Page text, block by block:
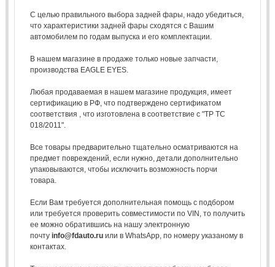
С целью правильного выбора задней фары, надо убедиться,
что характеристики задней фары сходятся с Вашим
автомобилем по годам выпуска и его комплектации.
В нашем магазине в продаже только новые запчасти,
производства EAGLE EYES.
Любая продаваемая в нашем магазине продукция, имеет
сертификацию в РФ, что подтверждено сертификатом
соответствия , что изготовлена в соответствие с "ТР ТС
018/2011".
Все товары предварительно тщательно осматриваются на
предмет повреждений, если нужно, детали дополнительно
упаковываются, чтобы исключить возможность порчи
товара.
Если Вам требуется дополнительная помощь с подбором
или требуется проверить совместимости по VIN, то получить
ее можно обратившись на нашу электронную
почту info@fdauto.ruили в WhatsApp, по номеру указаному в
контактах.